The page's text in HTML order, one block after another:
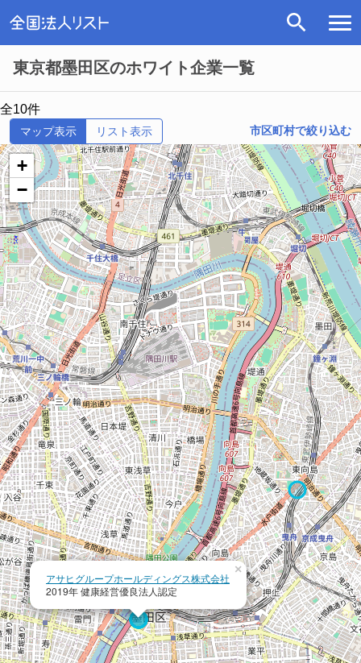
東京都墨田区のホワイト企業一覧
全10件
マップ表示 リスト表示 市区町村で絞り込む
アサヒグループホールディングス株式会社
2019年 健康経営優良法人認定
×
+
−